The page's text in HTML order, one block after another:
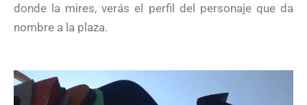
donde la mires, verás el perfil del personaje que da
nombre a la plaza.